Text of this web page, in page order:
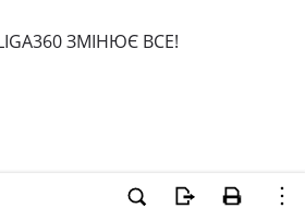
ЗМІНЮЄ ВСЕ!